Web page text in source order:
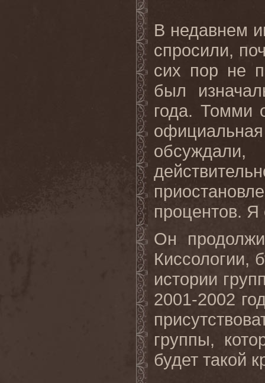
В недавнем
спросили,
сих пор не
был
года. Томми
процентов.
Он
Киссологии,
истории
2001-2002
группы,
будет такой